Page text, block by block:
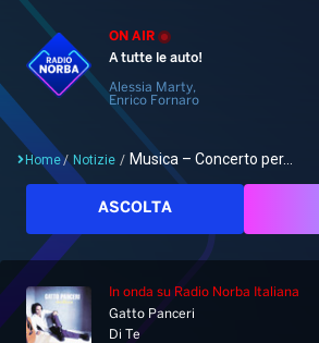
ON AIR
A tutte le auto!
Alessia Marty,
Enrico Fornaro
Cerca
Home
Home/ Notizie / Musica – Concerto per...
ASCOLTA
In onda su Radio Norba Italiana
Gatto Panceri
Di Te